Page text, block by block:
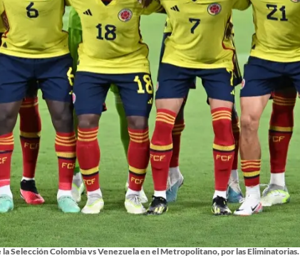
la Selección Colombia vs Venezuela en el Metropolitano, por las Eliminatorias.